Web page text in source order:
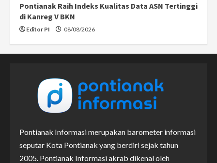
Pontianak Raih Indeks Kualitas Data ASN Tertinggi
di Kanreg V BKN
Editor PI 08/08/2026
Pontianak Informasi merupakan barometer informasi
seputar Kota Pontianak yang berdiri sejak tahun
2005. Pontianak Informasi akrab dikenal oleh